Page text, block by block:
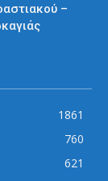
–
1861
760
621